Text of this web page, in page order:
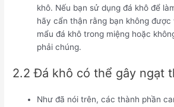
khô. Nếu bạn sử dụng đá khô để
hãy cẩn thận rằng bạn không được
mẩu đá khô trong miệng hoặc
phải chúng.
2.2 Đá khô có thể gây ngạt
Như đã nói trên, các thành phần